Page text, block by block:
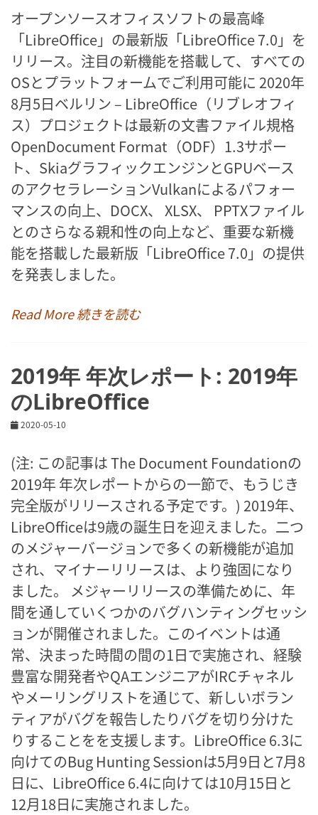
オープンソースオフィスソフトの最高峰
「LibreOffice」の最新版「LibreOffice 7.0」を
リリース。注目の新機能を搭載して、すべての
OSとプラットフォームでご利用可能に 2020年
8月5日ベルリン – LibreOffice（リブレオフィ
ス）プロジェクトは最新の文書ファイル規格
OpenDocument Format（ODF）1.3サポー
ト、SkiaグラフィックエンジンとGPUベース
のアクセラレーションVulkanによるパフォー
マンスの向上、DOCX、 XLSX、 PPTXファイル
とのさらなる親和性の向上など、重要な新機
能を搭載した最新版「LibreOffice 7.0」の提供
を発表しました。
Read More 続きを読む
2019年 年次レポート: 2019年
のLibreOffice
2020-05-10
(注: この記事は The Document Foundationの
2019年 年次レポートからの一節で、もうじき
完全版がリリースされる予定です。) 2019年、
LibreOfficeは9歳の誕生日を迎えました。二つ
のメジャーバージョンで多くの新機能が追加
され、マイナーリリースは、より強固になり
ました。 メジャーリリースの準備ために、年
間を通していくつかのバグハンティングセッシ
ョンが開催されました。このイベントは通
常、決まった時間の間の1日で実施され、経験
豊富な開発者やQAエンジニアがIRCチャネル
やメーリングリストを通じて、新しいボラン
ティアがバグを報告したりバグを切り分けた
りすることをを支援します。LibreOffice 6.3に
向けてのBug Hunting Sessionは5月9日と7月8
日に、LibreOffice 6.4に向けては10月15日と
12月18日に実施されました。